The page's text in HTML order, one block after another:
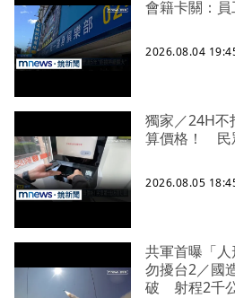
會籍卡關：
2026.08.04
獨家／24H不
算價格！ 民
2026.08.05
共軍首曝「
勿擾台2／國
破 射程2千